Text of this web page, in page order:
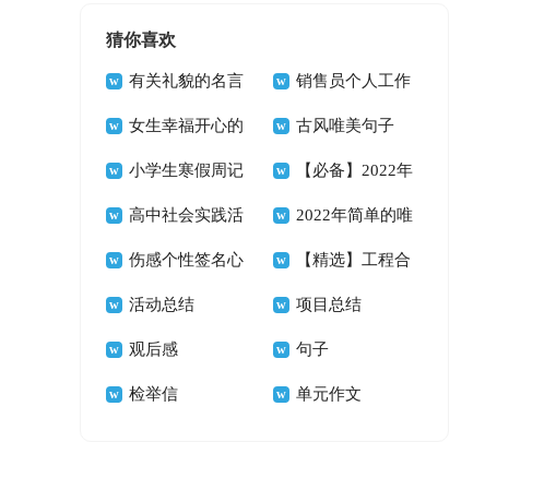
猜你喜欢
有关礼貌的名言 销售员个人工作
总结
女生幸福开心的
qq签名
古风唯美句子
【推荐】
小学生寒假周记
范文八篇
【必备】2022年
唯美意境句子集锦
56句
高中社会实践活
动总结
2022年简单的唯
美古风句子锦集69
条
伤感个性签名心
好累
【精选】工程合
同模板锦集5篇
活动总结 项目总结
观后感 句子
检举信 单元作文